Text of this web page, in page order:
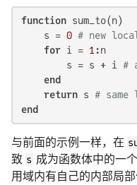
function sum_to(n)
    s =
0 # new
for i = 1 :n
        s = s + i
#
end
return s # same
end
与前面的示例一样，在
致 s 成为函数体中的一
用域内有自己的内部局